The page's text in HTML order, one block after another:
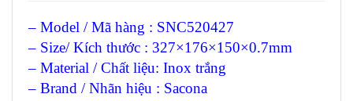
– Model / Mã hàng : SNC520427
– Size/ Kích thước : 327×176×150×0.7mm
– Material / Chất liệu: Inox trắng
– Brand / Nhãn hiệu : Sacona